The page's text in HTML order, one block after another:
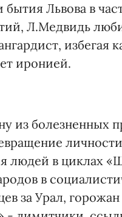
Львова в
Л.Медвидь
избегая
иронией.
из болезненных
людей в циклах
в
за Урал,